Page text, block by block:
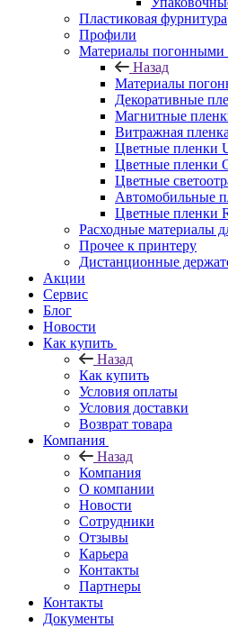
Пластиковая фурнитура
Профили
Материалы погонными
Назад
Материалы
Декоративные
Магнитные
Витражная пленка
Цветные пленки
Цветные пленки
Цветные
Автомобильные
Цветные пленки
Расходные материалы
Прочее к принтеру
Дистанционные
Акции
Сервис
Блог
Новости
Как купить
Назад
Как купить
Условия оплаты
Условия доставки
Возврат товара
Компания
Назад
Компания
О компании
Новости
Сотрудники
Отзывы
Карьера
Контакты
Партнеры
Контакты
Документы